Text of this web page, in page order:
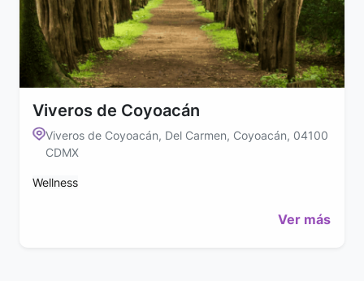
Viveros de Coyoacán
Viveros de Coyoacán, Del Carmen, Coyoacán, 04100
CDMX
Wellness
Ver más